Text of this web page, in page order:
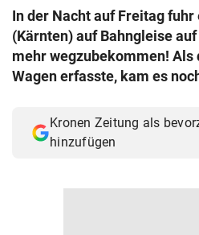
In der Nacht auf Freitag
(Kärnten) auf Bahngleise
mehr wegzubekommen! Als
Wagen erfasste, kam es
Kronen Zeitung als
hinzufügen